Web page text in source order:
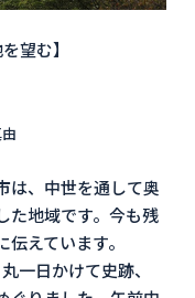
望む】
は、中世を通して奥
た地域です。今も残
えています。
一日かけて史跡、